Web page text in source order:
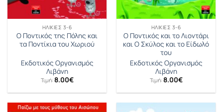
ΗΛΙΚΊΕΣ 3-6
Ο Ποντικός της Πόλης και
τα Ποντίκια του Χωριού
Εκδοτικός Οργανισμός
Λιβάνη
Τιμή: 8.00€
ΗΛΙΚΊΕΣ 3-6
Ο Ποντικός και το Λιοντάρι
και Ο Σκύλος και το Είδωλό
του
Εκδοτικός Οργανισμός
Λιβάνη
Τιμή: 8.00€